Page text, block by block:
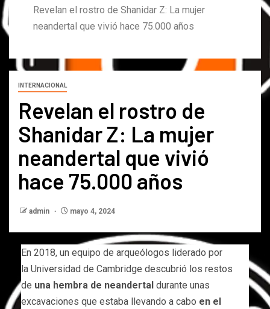
Revelan el rostro de Shanidar Z: La mujer
neandertal que vivió hace 75.000 años
INTERNACIONAL
Revelan el rostro de
Shanidar Z: La mujer
neandertal que vivió
hace 75.000 años
admin mayo 4, 2024
En 2018, un equipo de arqueólogos liderado por
la Universidad de Cambridge descubrió los restos
de una hembra de neandertal durante unas
excavaciones que estaba llevando a cabo en el